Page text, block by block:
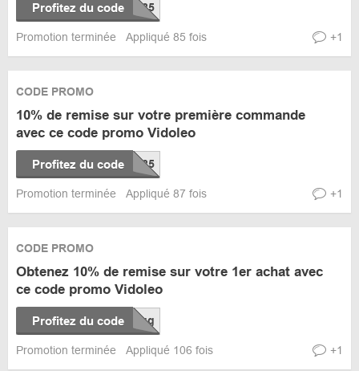
Profitez du code
Promotion terminée Appliqué 85 fois +1
CODE PROMO
10% de remise sur votre première commande
avec ce code promo Vidoleo
Profitez du code
Promotion terminée Appliqué 87 fois +1
CODE PROMO
Obtenez 10% de remise sur votre 1er achat avec
ce code promo Vidoleo
Profitez du code
Promotion terminée Appliqué 106 fois +1